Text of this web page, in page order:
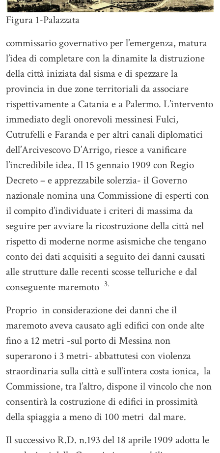
Figura 1-Palazzata
commissario governativo per l’emergenza, matura
l’idea di completare con la dinamite la distruzione
della città iniziata dal sisma e di spezzare la
provincia in due zone territoriali da associare
rispettivamente a Catania e a Palermo. L’intervento
immediato degli onorevoli messinesi Fulci,
Cutrufelli e Faranda e per altri canali diplomatici
dell’Arcivescovo D’Arrigo, riesce a vanificare
l’incredibile idea. Il 15 gennaio 1909 con Regio
Decreto – e apprezzabile solerzia- il Governo
nazionale nomina una Commissione di esperti con
il compito d’individuate i criteri di massima da
seguire per avviare la ricostruzione della città nel
rispetto di moderne norme asismiche che tengano
conto dei dati acquisiti a seguito dei danni causati
alle strutture dalle recenti scosse telluriche e dal
conseguente maremoto 3.
Proprio in considerazione dei danni che il
maremoto aveva causato agli edifici con onde alte
fino a 12 metri -sul porto di Messina non
superarono i 3 metri- abbattutesi con violenza
straordinaria sulla città e sull’intera costa ionica, la
Commissione, tra l’altro, dispone il vincolo che non
consentirà la costruzione di edifici in prossimità
della spiaggia a meno di 100 metri dal mare.
Il successivo R.D. n.193 del 18 aprile 1909 adotta le